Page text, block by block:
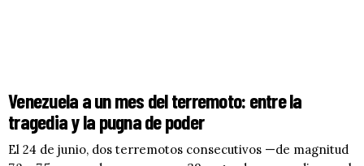
Venezuela a un mes del terremoto: entre la
tragedia y la pugna de poder
El 24 de junio, dos terremotos consecutivos —de magnitud